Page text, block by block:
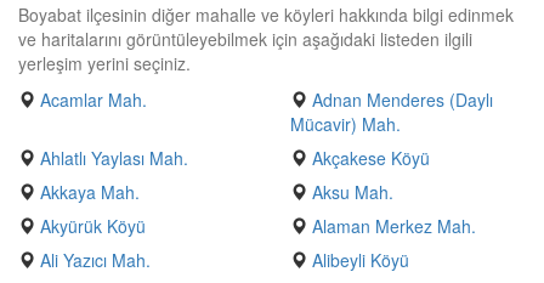
Boyabat ilçesinin diğer mahalle ve köyleri hakkında bilgi edinmek
ve haritalarını görüntüleyebilmek için aşağıdaki listeden ilgili
yerleşim yerini seçiniz.
Acamlar Mah.
Adnan Menderes (Daylı
Mücavir) Mah.
Ahlatlı Yaylası Mah.
Akçakese Köyü
Akkaya Mah.
Aksu Mah.
Akyürük Köyü
Alaman Merkez Mah.
Ali Yazıcı Mah.
Alibeyli Köyü